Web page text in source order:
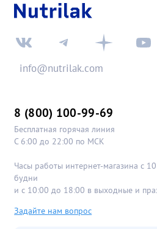
info@nutrilak.com
8 (800) 100-99-69
Бесплатная горячая линия
С 6:00 до 22:00 по МСК
Часы работы интернет-магазина с
будни
и с 10:00 до 18:00 в выходные и
Задайте нам вопрос